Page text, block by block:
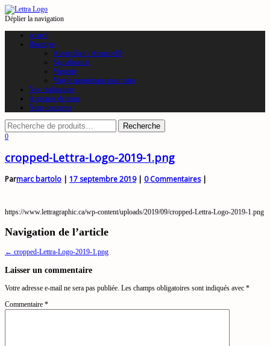
Déplier la navigation
accueil
Boutique
Autocollant / Alupanel®
Signalisation
Vignette
Vinyle magnétique pour auto
Nos réalisations
À propos de nous
Nous contacter
0
cropped-Lettra-Logo-2019-1.png
Parmarc bartolo | 17 septembre 2019| 0 Commentaires|
https://www.lettragraphic.ca/wp-content/uploads/2019/09/cropped-Lettra-Logo-2019-1.png
Navigation de l’article
← cropped-Lettra-Logo-2019-1.png
Laisser un commentaire
Votre adresse e-mail ne sera pas publiée. Les champs obligatoires sont indiqués avec *
Commentaire *